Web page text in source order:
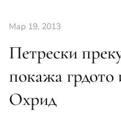
Мар 19, 2013
Петрески
покажа грдото
Охрид